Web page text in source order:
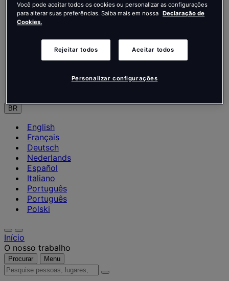
English
Français
Deutsch
Nederlands
Español
Italiano
BR
English
Français
Deutsch
Nederlands
Español
Italiano
Português
Português
Polski
Início
O nosso trabalho
Procurar Menu
Pesquise
Você pode aceitar todos os cookies ou personalizar as configurações
para alterar suas preferências. Saiba mais em nossa Declaração de
Cookies.
Rejeitar todos Aceitar todos
Personalizar configurações